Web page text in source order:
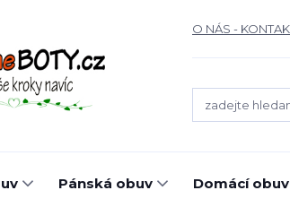
O NÁS -
Pánská obuv Domácí